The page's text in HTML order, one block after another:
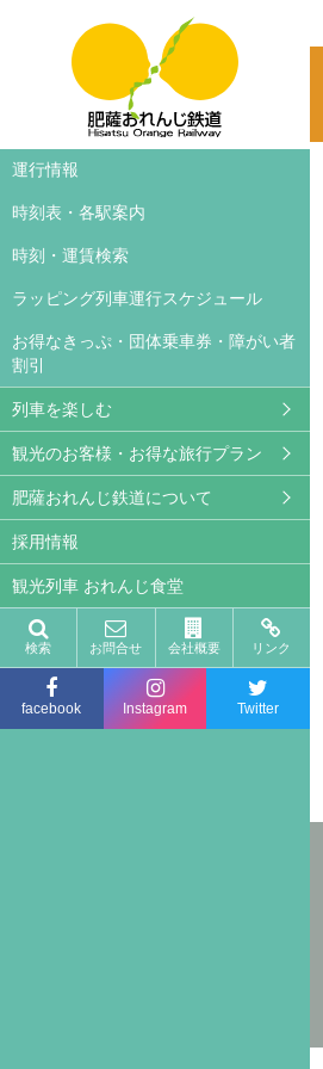
運行情報
時刻表・各駅案内
時刻・運賃検索
ラッピング列車運行スケジュール
お得なきっぷ・団体乗車券・障がい者
割引
列車を楽しむ
観光のお客様・お得な旅行プラン
肥薩おれんじ鉄道について
採用情報
観光列車 おれんじ食堂
検索 お問合せ 会社概要 リンク
facebook Instagram Twitter